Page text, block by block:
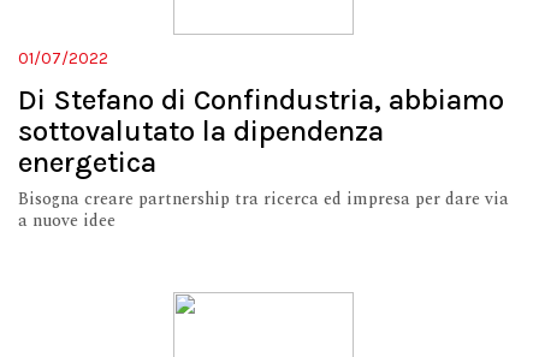
01/07/2022
Di Stefano di Confindustria, abbiamo
sottovalutato la dipendenza
energetica
Bisogna creare partnership tra ricerca ed impresa per dare via
a nuove idee